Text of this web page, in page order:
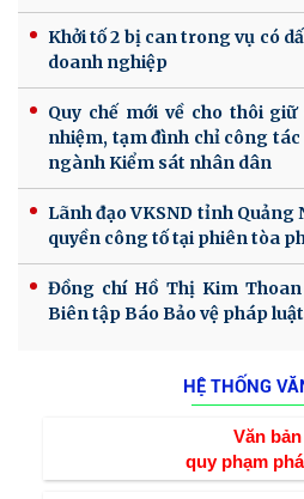
Khởi tố 2 bị can trong vụ có
doanh nghiệp
Quy chế mới về cho thôi
nhiệm, tạm đình chỉ công
ngành Kiểm sát nhân dân
Lãnh đạo VKSND tỉnh
quyền công tố tại phiên tòa
Đồng chí Hồ Thị Kim
Biên tập Báo Bảo vệ pháp luật
HỆ THỐNG
Văn bản
quy phạm